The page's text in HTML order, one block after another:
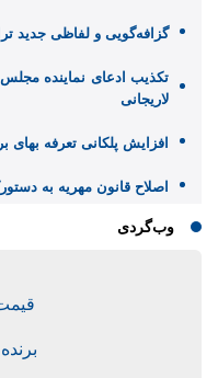
گزافه‌گویی و لفاظی جدید
تکذیب ادعای نماینده
لاریجانی
افزایش پلکانی تعرفه
اصلاح قانون مهریه به
وب‌گردی